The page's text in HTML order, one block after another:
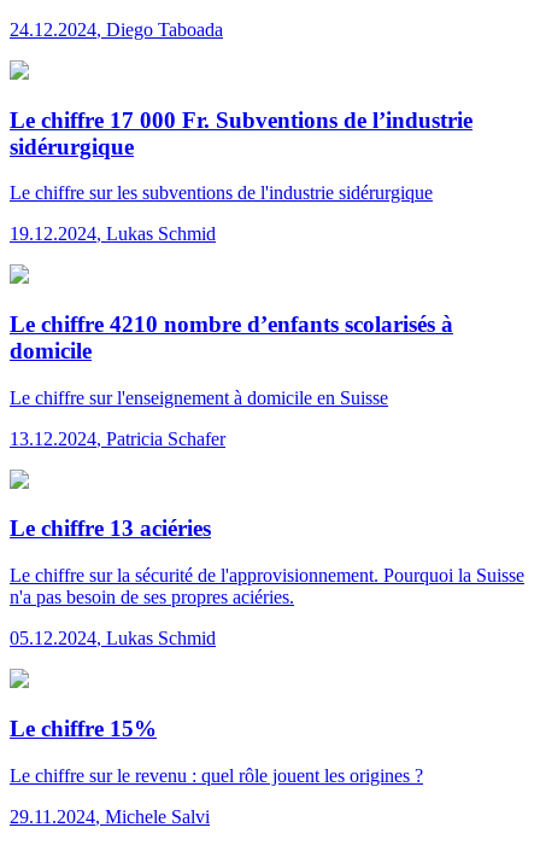
24.12.2024, Diego Taboada
Le chiffre 17 000 Fr. Subventions de l’industrie
sidérurgique
Le chiffre sur les subventions de l'industrie sidérurgique
19.12.2024, Lukas Schmid
Le chiffre 4210 nombre d’enfants scolarisés à
domicile
Le chiffre sur l'enseignement à domicile en Suisse
13.12.2024, Patricia Schafer
Le chiffre 13 aciéries
Le chiffre sur la sécurité de l'approvisionnement. Pourquoi la Suisse
n'a pas besoin de ses propres aciéries.
05.12.2024, Lukas Schmid
Le chiffre 15%
Le chiffre sur le revenu : quel rôle jouent les origines ?
29.11.2024, Michele Salvi